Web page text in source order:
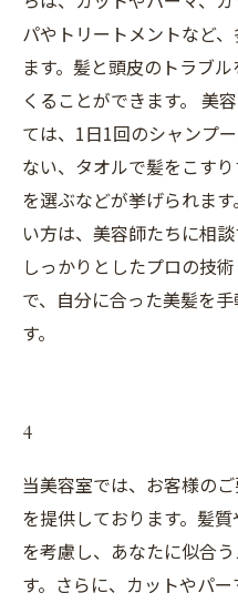
パやトリートメントなど
ます。髪と頭皮のトラブ
くることができます。 美
ては、1日1回のシャンプ
ない、タオルで髪をこす
を選ぶなどが挙げられま
い方は、美容師たちに相
しっかりとしたプロの技
で、自分に合った美髪を
す。
4
当美容室では、お客様の
を提供しております。髪
を考慮し、あなたに似合
す。さらに、カットやパ